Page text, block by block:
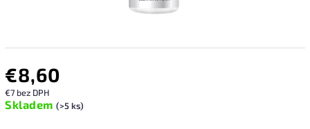
€8,60
€7 bez DPH
Skladem (>5 ks)